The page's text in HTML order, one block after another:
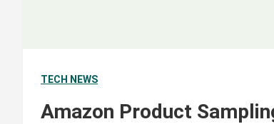
TECH NEWS
Amazon Product